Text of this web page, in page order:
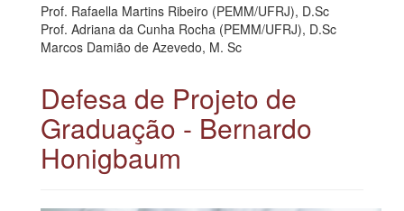
Prof. Rafaella Martins Ribeiro (PEMM/UFRJ), D.Sc
Prof. Adriana da Cunha Rocha (PEMM/UFRJ), D.Sc
Marcos Damião de Azevedo, M. Sc
Defesa de Projeto de
Graduação - Bernardo
Honigbaum